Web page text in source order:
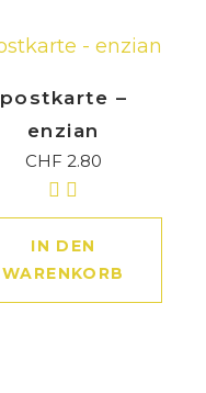
postkarte –
enzian
CHF 2.80
IN DEN
WARENKORB